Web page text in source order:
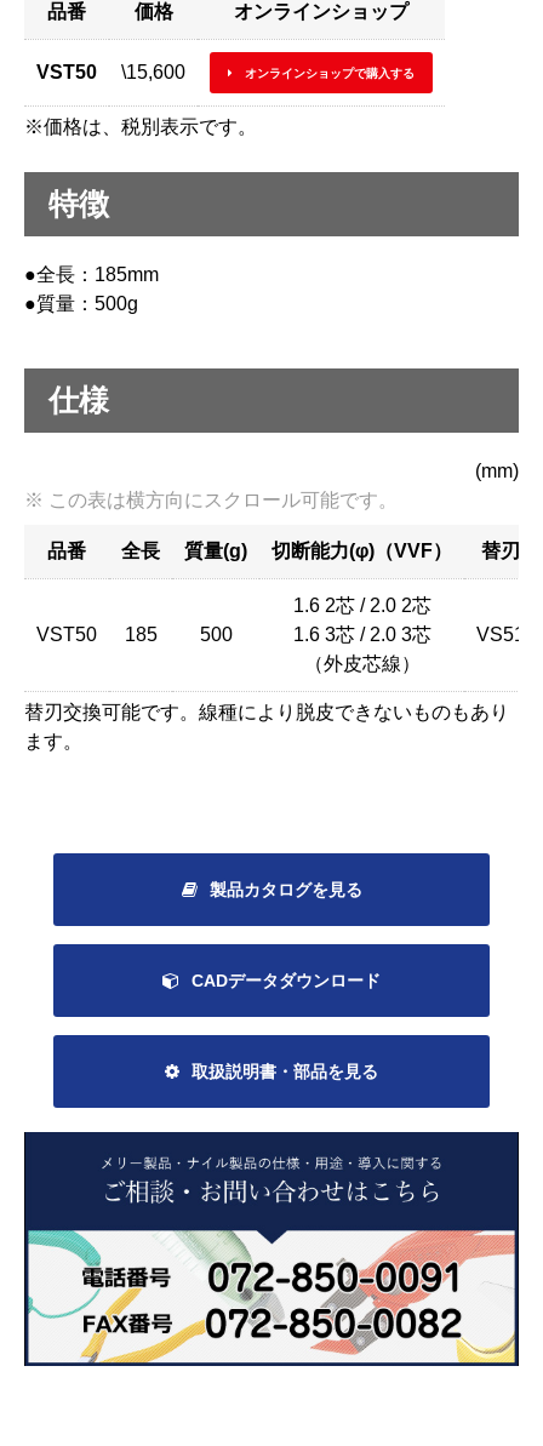
品番 価格 オンラインショップ
VST50 \15,600 オンラインショップで購入する
※価格は、税別表示です。
特徴
●全長：185mm
●質量：500g
仕様
(mm)
品番 全長 質量(g) 切断能力(φ)（VVF） 替刃
VST50 185 500
1.6 2芯 / 2.0 2芯
1.6 3芯 / 2.0 3芯
（外皮芯線）
VS51
替刃交換可能です。線種により脱皮できないものもあり
ます。
製品カタログを見る
CADデータダウンロード
取扱説明書・部品を見る